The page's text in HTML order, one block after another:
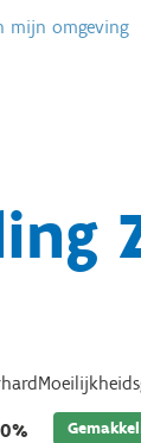
mijn omgeving